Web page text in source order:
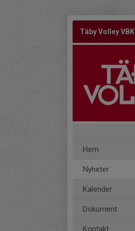
Täby Volley VBK
Hem
Nyheter
Kalender
Dokument
Kontakt